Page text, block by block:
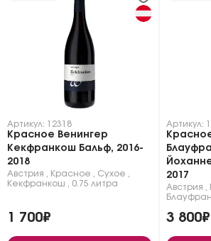
Артикул: 12318
Красное Венингер
Кекфранкош Бальф, 2016-
2018
Австрия Красное Сухое
Кекфранкош
0.75 литра
1 700₽
Артикул:
2017
Австрия
3 800₽